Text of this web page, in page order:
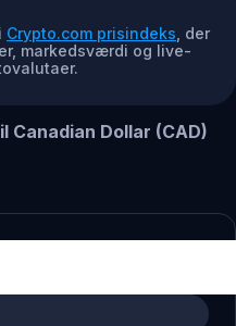
Crypto.com prisindeks , der
markedsværdi og live-
Canadian Dollar (CAD)